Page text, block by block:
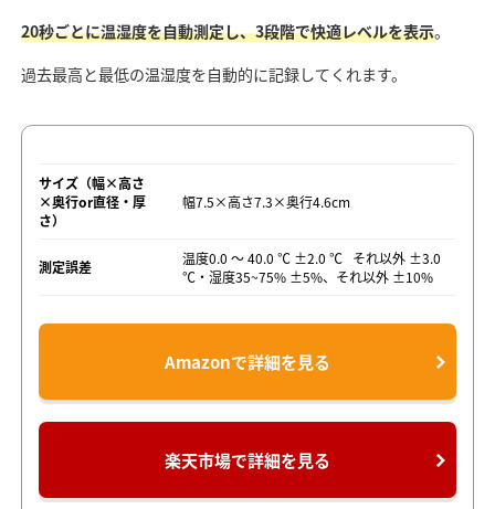
20秒ごとに温湿度を自動測定し、3段階で快適レベルを表示。
過去最高と最低の温湿度を自動的に記録してくれます。
サイズ（幅×高さ
×奥行or直径・厚
さ）
幅7.5×高さ7.3×奥行4.6cm
測定誤差
温度0.0 ～ 40.0 ℃ ±2.0 ℃ それ以外 ±3.0
℃・湿度35~75% ±5%、それ以外 ±10%
Amazonで詳細を見る
楽天市場で詳細を見る